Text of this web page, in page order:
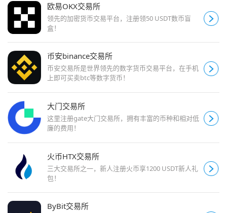
欧易OKX交易所
领先的加密货币交易平台，注册领50 USDT数币盲
盒！
币安binance交易所
币安交易所是世界领先的数字货币交易平台，在手机
上即可买卖btc等数字货币！
大门交易所
这里注册gate大门交易所，拥有丰富的币种和相对低
廉的费用！
火币HTX交易所
三大交易所之一，新人注册火币享1200 USDT新人礼
包！
ByBit交易所